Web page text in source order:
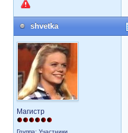
shvetka
Магистр